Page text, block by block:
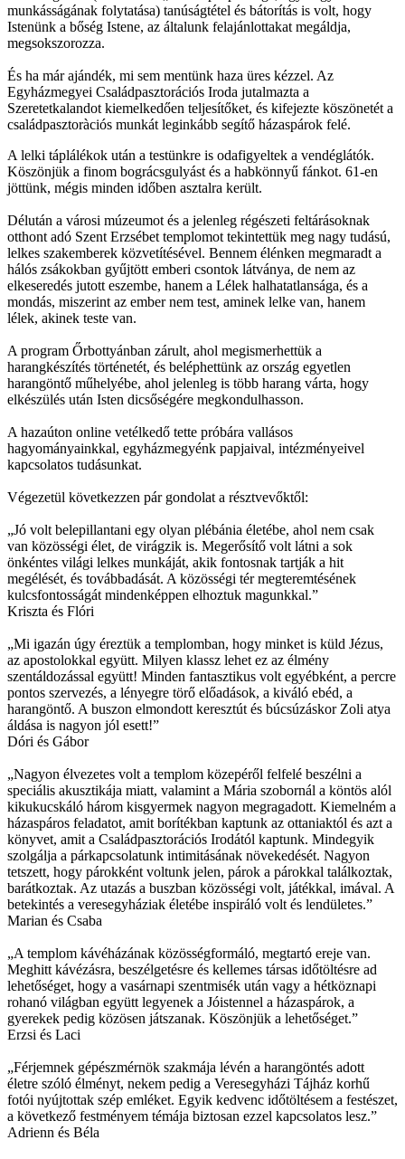
munkásságának folytatása) tanúságtétel és bátorítás is volt, hogy
Istenünk a bőség Istene, az általunk felajánlottakat megáldja,
megsokszorozza.
És ha már ajándék, mi sem mentünk haza üres kézzel. Az
Egyházmegyei Családpasztorációs Iroda jutalmazta a
Szeretetkalandot kiemelkedően teljesítőket, és kifejezte köszönetét a
családpasztoràciós munkát leginkább segítő házaspárok felé.
A lelki táplálékok után a testünkre is odafigyeltek a vendéglátók.
Köszönjük a finom bográcsgulyást és a habkönnyű fánkot. 61-en
jöttünk, mégis minden időben asztalra került.
Délután a városi múzeumot és a jelenleg régészeti feltárásoknak
otthont adó Szent Erzsébet templomot tekintettük meg nagy tudású,
lelkes szakemberek közvetítésével. Bennem élénken megmaradt a
hálós zsákokban gyűjtött emberi csontok látványa, de nem az
elkeseredés jutott eszembe, hanem a Lélek halhatatlansága, és a
mondás, miszerint az ember nem test, aminek lelke van, hanem
lélek, akinek teste van.
A program Őrbottyánban zárult, ahol megismerhettük a
harangkészítés történetét, és beléphettünk az ország egyetlen
harangöntő műhelyébe, ahol jelenleg is több harang várta, hogy
elkészülés után Isten dicsőségére megkondulhasson.
A hazaúton online vetélkedő tette próbára vallásos
hagyományainkkal, egyházmegyénk papjaival, intézményeivel
kapcsolatos tudásunkat.
Végezetül következzen pár gondolat a résztvevőktől:
„Jó volt belepillantani egy olyan plébánia életébe, ahol nem csak
van közösségi élet, de virágzik is. Megerősítő volt látni a sok
önkéntes világi lelkes munkáját, akik fontosnak tartják a hit
megélését, és továbbadását. A közösségi tér megteremtésének
kulcsfontosságát mindenképpen elhoztuk magunkkal.”
Kriszta és Flóri
„Mi igazán úgy éreztük a templomban, hogy minket is küld Jézus,
az apostolokkal együtt. Milyen klassz lehet ez az élmény
szentáldozással együtt! Minden fantasztikus volt egyébként, a percre
pontos szervezés, a lényegre törő előadások, a kiváló ebéd, a
harangöntő. A buszon elmondott keresztút és búcsúzáskor Zoli atya
áldása is nagyon jól esett!”
Dóri és Gábor
„Nagyon élvezetes volt a templom közepéről felfelé beszélni a
speciális akusztikája miatt, valamint a Mária szobornál a köntös alól
kikukucskáló három kisgyermek nagyon megragadott. Kiemelném a
házaspáros feladatot, amit borítékban kaptunk az ottaniaktól és azt a
könyvet, amit a Családpasztorációs Irodától kaptunk. Mindegyik
szolgálja a párkapcsolatunk intimitásának növekedését. Nagyon
tetszett, hogy párokként voltunk jelen, párok a párokkal találkoztak,
barátkoztak. Az utazás a buszban közösségi volt, játékkal, imával. A
betekintés a veresegyháziak életébe inspiráló volt és lendületes.”
Marian és Csaba
„A templom kávéházának közösségformáló, megtartó ereje van.
Meghitt kávézásra, beszélgetésre és kellemes társas időtöltésre ad
lehetőséget, hogy a vasárnapi szentmisék után vagy a hétköznapi
rohanó világban együtt legyenek a Jóistennel a házaspárok, a
gyerekek pedig közösen játszanak. Köszönjük a lehetőséget.”
Erzsi és Laci
„Férjemnek gépészmérnök szakmája lévén a harangöntés adott
életre szóló élményt, nekem pedig a Veresegyházi Tájház korhű
fotói nyújtottak szép emléket. Egyik kedvenc időtöltésem a festészet,
a következő festményem témája biztosan ezzel kapcsolatos lesz.”
Adrienn és Béla